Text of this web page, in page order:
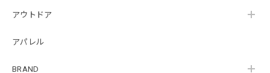
アウトドア
アパレル
BRAND